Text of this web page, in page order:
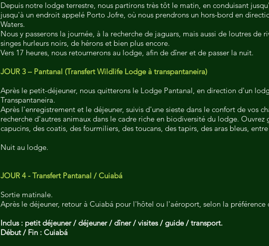
Depuis notre lodge terrestre, nous partirons très tôt le matin, en conduisant
jusqu'à un endroit appelé Porto Jofre, où nous prendrons un hors-bord en
Waters.
Nous y passerons la journée, à la recherche de jaguars, mais aussi de loutres de
singes hurleurs noirs, de hérons et bien plus encore.
Vers 17 heures, nous retournerons au lodge, afin de dîner et de passer la nuit.
JOUR 3 – Pantanal (Transfert Wildlife Lodge à transpantaneira)
Après le petit-déjeuner, nous quitterons le Lodge Pantanal, en direction d'un
Transpantaneira.
Après l'enregistrement et le déjeuner, suivis d'une sieste dans le confort de vos
recherche d'autres animaux dans le cadre riche en biodiversité du lodge. Ouvrez
capucins, des coatis, des fourmiliers, des toucans, des tapirs, des aras bleus,
Nuit au lodge.
JOUR 4 - Transfert Pantanal / Cuiabá
Sortie matinale.
Après le déjeuner, retour à Cuiabá pour l'hôtel ou l'aéroport, selon la préférence
Inclus : petit déjeuner / déjeuner / dîner / visites / guide / transport.
Début / Fin : Cuiabá